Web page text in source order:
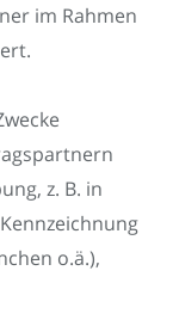
im Rahmen
z. B. in
o.ä.),